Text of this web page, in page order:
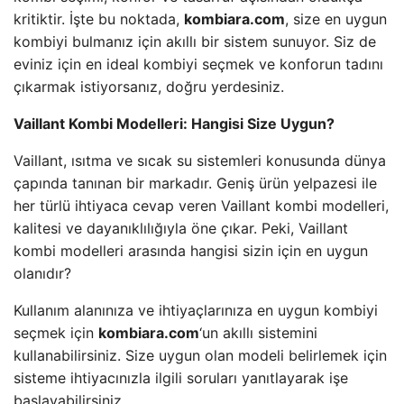
kritiktir. İşte bu noktada, kombiara.com, size en uygun
kombiyi bulmanız için akıllı bir sistem sunuyor. Siz de
eviniz için en ideal kombiyi seçmek ve konforun tadını
çıkarmak istiyorsanız, doğru yerdesiniz.
Vaillant Kombi Modelleri: Hangisi Size Uygun?
Vaillant, ısıtma ve sıcak su sistemleri konusunda dünya
çapında tanınan bir markadır. Geniş ürün yelpazesi ile
her türlü ihtiyaca cevap veren Vaillant kombi modelleri,
kalitesi ve dayanıklılığıyla öne çıkar. Peki, Vaillant
kombi modelleri arasında hangisi sizin için en uygun
olanıdır?
Kullanım alanınıza ve ihtiyaçlarınıza en uygun kombiyi
seçmek için kombiara.com‘un akıllı sistemini
kullanabilirsiniz. Size uygun olan modeli belirlemek için
sisteme ihtiyacınızla ilgili soruları yanıtlayarak işe
başlayabilirsiniz.